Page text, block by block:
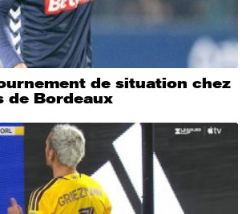
de situation chez
de Bordeaux